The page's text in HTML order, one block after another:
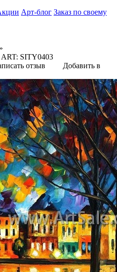
Арт-блог Заказ по своему
»
SITY0403
отзыв
Добавить в